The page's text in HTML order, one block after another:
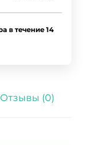
в течение 14
Отзывы (0)